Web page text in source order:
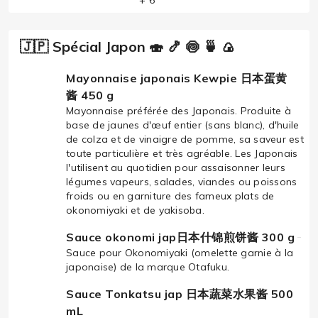
🇯🇵 Spécial Japon 🍣 🍤 🍥 🍵 🍙
Mayonnaise japonais Kewpie 日本蛋黄
酱 450 g
Mayonnaise préférée des Japonais. Produite à
base de jaunes d'œuf entier (sans blanc), d'huile
de colza et de vinaigre de pomme, sa saveur est
toute particulière et très agréable. Les Japonais
l'utilisent au quotidien pour assaisonner leurs
légumes vapeurs, salades, viandes ou poissons
froids ou en garniture des fameux plats de
okonomiyaki et de yakisoba.
Sauce okonomi jap日本什锦煎饼酱 300 g
Sauce pour Okonomiyaki (omelette garnie à la
japonaise) de la marque Otafuku.
Sauce Tonkatsu jap 日本蔬菜水果酱 500
mL